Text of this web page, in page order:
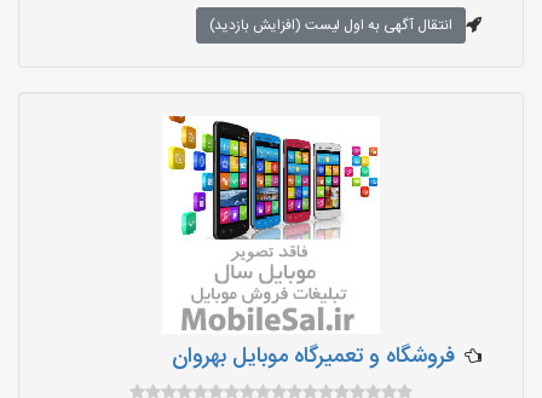
انتقال آگهی به اول لیست (افزایش بازدید)
فروشگاه و تعمیرگاه موبایل بهروان